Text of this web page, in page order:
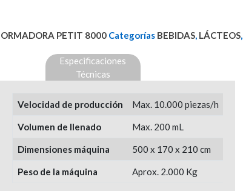
PETIT 8000 Categorías BEBIDAS, LÁCTEOS,
Especificaciones
Técnicas
Velocidad de producción Max. 10.000 piezas/h
Volumen de llenado Max. 200 mL
Dimensiones máquina 500 x 170 x 210 cm
Peso de la máquina Aprox. 2.000 Kg